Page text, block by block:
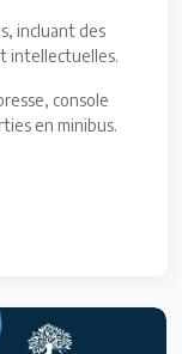
incluant des
intellectuelles.
console
en minibus.